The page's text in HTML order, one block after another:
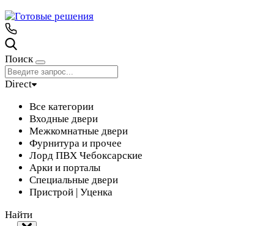
Поиск
Direct
Все категории
Входные двери
Межкомнатные двери
Фурнитура и прочее
Лорд ПВХ Чебоксарские
Арки и порталы
Специальные двери
Пристрой | Уценка
Найти